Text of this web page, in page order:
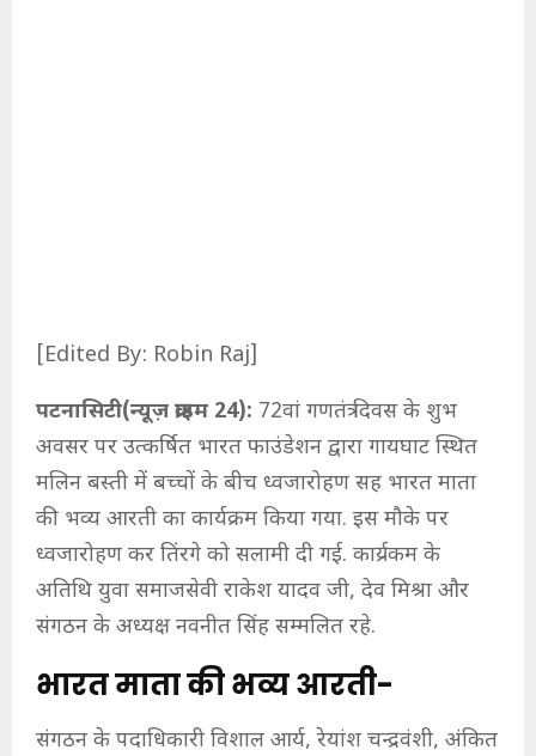
[Edited By: Robin Raj]
पटनासिटी(न्यूज़ क्राइम 24): 72वां गणतंत्र दिवस के शुभ
अवसर पर उत्कर्षित भारत फाउंडेशन द्वारा गायघाट स्थित
मलिन बस्ती में बच्चों के बीच ध्वजारोहण सह भारत माता
की भव्य आरती का कार्यक्रम किया गया. इस मौके पर
ध्वजारोहण कर तिंरगे को सलामी दी गई. कार्य्रकम के
अतिथि युवा समाजसेवी राकेश यादव जी, देव मिश्रा और
संगठन के अध्यक्ष नवनीत सिंह सम्मलित रहे.
भारत माता की भव्य आरती-
संगठन के पदाधिकारी विशाल आर्य, रेयांश चन्द्रवंशी, अंकित